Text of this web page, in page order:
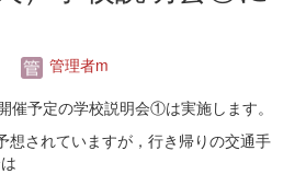
管理者m
催予定の学校説明会①は実施します。
想されていますが，行き帰りの交通手